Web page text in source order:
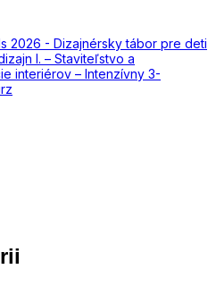
2026 - Dizajnérsky tábor pre deti
I. – Staviteľstvo a
interiérov – Intenzívny 3-